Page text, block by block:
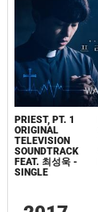
PRIEST, PT. 1
ORIGINAL
TELEVISION
SOUNDTRACK
FEAT. 최성욱 -
SINGLE